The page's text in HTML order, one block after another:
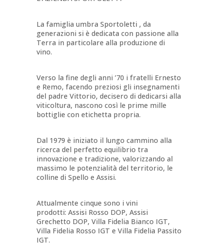
La famiglia umbra Sportoletti , da
generazioni si è dedicata con passione alla
Terra in particolare alla produzione di
vino.
Verso la fine degli anni ’70 i fratelli Ernesto
e Remo, facendo preziosi gli insegnamenti
del padre Vittorio, decisero di dedicarsi alla
viticoltura, nascono così le prime mille
bottiglie con etichetta propria.
Dal 1979 è iniziato il lungo cammino alla
ricerca del perfetto equilibrio tra
innovazione e tradizione, valorizzando al
massimo le potenzialità del territorio, le
colline di Spello e Assisi.
Attualmente cinque sono i vini
prodotti: Assisi Rosso DOP, Assisi
Grechetto DOP, Villa Fidelia Bianco IGT,
Villa Fidelia Rosso IGT e Villa Fidelia Passito
IGT.